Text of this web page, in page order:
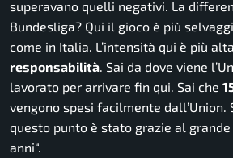
superavano quelli negativi. La
Bundesliga? Qui il gioco è più
come in Italia. L’intensità qui è più
responsabilità. Sai da dove viene
lavorato per arrivare fin qui. Sai che
vengono spesi facilmente dall’Union.
questo punto è stato grazie al
anni“.